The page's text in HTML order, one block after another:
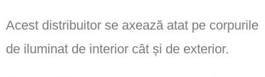
Acest distribuitor se axează atat pe corpurile
de iluminat de interior cât și de exterior.